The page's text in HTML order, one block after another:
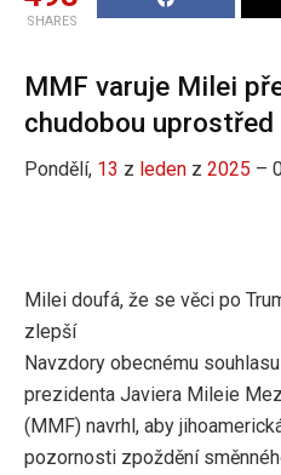
SHARES
MMF varuje Milei
chudobou
Pondělí, 13 z leden z 2025 –
Milei doufá, že se věci po
zlepší
Navzdory obecnému
prezidenta Javiera Mileie
(MMF) navrhl, aby
pozornosti zpoždění